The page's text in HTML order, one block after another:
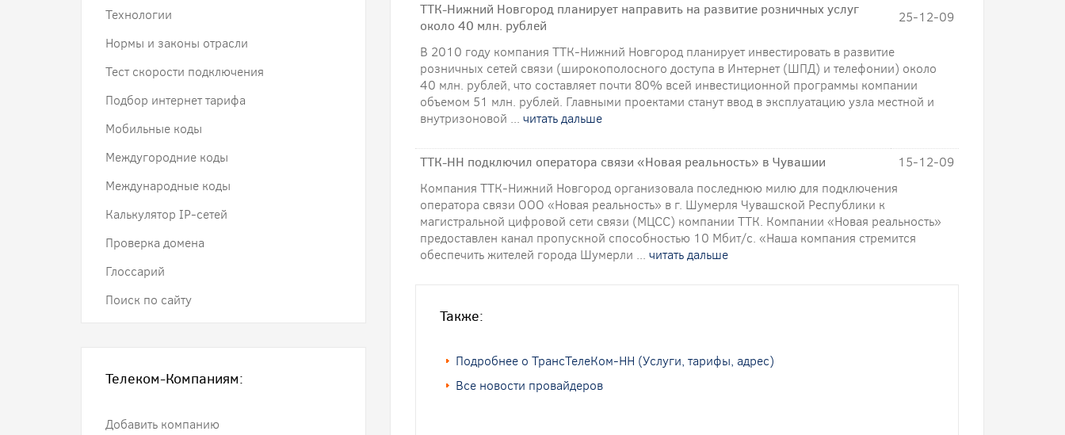
ТТК-Нижний Новгород планирует направить на развитие розничных услуг
около 40 млн. рублей
25-12-09
В 2010 году компания ТТК-Нижний Новгород планирует инвестировать в развитие
розничных сетей связи (широкополосного доступа в Интернет (ШПД) и телефонии) около
40 млн. рублей, что составляет почти 80% всей инвестиционной программы компании
объемом 51 млн. рублей. Главными проектами станут ввод в эксплуатацию узла местной и
внутризоновой ... читать дальше
ТТК-НН подключил оператора связи «Новая реальность» в Чувашии
15-12-09
Компания ТТК-Нижний Новгород организовала последнюю милю для подключения
оператора связи ООО «Новая реальность» в г. Шумерля Чувашской Республики к
магистральной цифровой сети связи (МЦСС) компании ТТК. Компании «Новая реальность»
предоставлен канал пропускной способностью 10 Мбит/с. «Наша компания стремится
обеспечить жителей города Шумерли ... читать дальше
Также:
Подробнее о ТрансТелеКом-НН (Услуги, тарифы, адрес)
Все новости провайдеров
Технологии
Нормы и законы отрасли
Тест скорости подключения
Подбор интернет тарифа
Мобильные коды
Междугородние коды
Международные коды
Калькулятор IP-сетей
Проверка домена
Глоссарий
Поиск по сайту
Телеком-Компаниям:
Добавить компанию